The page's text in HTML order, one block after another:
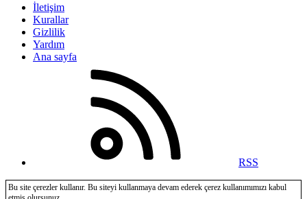
İletişim
Kurallar
Gizlilik
Yardım
Ana sayfa
RSS
Bu site çerezler kullanır. Bu siteyi kullanmaya devam ederek çerez kullanımımızı kabul